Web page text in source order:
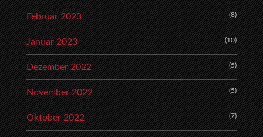
Februar 2023 (8)
Januar 2023 (10)
Dezember 2022 (5)
November 2022 (5)
Oktober 2022 (7)